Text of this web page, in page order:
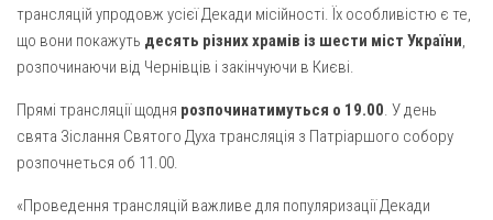
Вознесіння ГНІХ (с. Витівка)
Вознесіння Господнього (м. Кобеляки)
Різдва Пресвятої Богородиці (с. Вільховатка)
Св. Апостола Андрія Первозванного (с. Засулля)
Св. Миколая (с. Деменки)
трансляцій упродовж усієї Декади місійності. Їх особливістю є те,
що вони покажуть десять різних храмів із шести міст України,
розпочинаючи від Чернівців і закінчуючи в Києві.
Прямі трансляції щодня розпочинатимуться о 19.00. У день
свята Зіслання Святого Духа трансляція з Патріаршого собору
розпочнеться об 11.00.
«Проведення трансляцій важливе для популяризації Декади